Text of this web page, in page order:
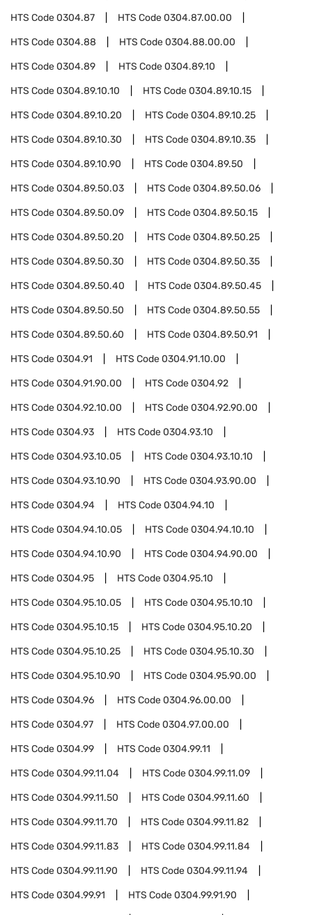
HTS Code0304.87 HTS Code0304.87.00.00
HTS Code0304.88 HTS Code0304.88.00.00
HTS Code0304.89 HTS Code0304.89.10
HTS Code0304.89.10.10 HTS Code0304.89.10.15
HTS Code0304.89.10.20 HTS Code0304.89.10.25
HTS Code0304.89.10.30 HTS Code0304.89.10.35
HTS Code0304.89.10.90 HTS Code0304.89.50
HTS Code0304.89.50.03 HTS Code0304.89.50.06
HTS Code0304.89.50.09 HTS Code0304.89.50.15
HTS Code0304.89.50.20 HTS Code0304.89.50.25
HTS Code0304.89.50.30 HTS Code0304.89.50.35
HTS Code0304.89.50.40 HTS Code0304.89.50.45
HTS Code0304.89.50.50 HTS Code0304.89.50.55
HTS Code0304.89.50.60 HTS Code0304.89.50.91
HTS Code0304.91 HTS Code0304.91.10.00
HTS Code0304.91.90.00 HTS Code0304.92
HTS Code0304.92.10.00 HTS Code0304.92.90.00
HTS Code0304.93 HTS Code0304.93.10
HTS Code0304.93.10.05 HTS Code0304.93.10.10
HTS Code0304.93.10.90 HTS Code0304.93.90.00
HTS Code0304.94 HTS Code0304.94.10
HTS Code0304.94.10.05 HTS Code0304.94.10.10
HTS Code0304.94.10.90 HTS Code0304.94.90.00
HTS Code0304.95 HTS Code0304.95.10
HTS Code0304.95.10.05 HTS Code0304.95.10.10
HTS Code0304.95.10.15 HTS Code0304.95.10.20
HTS Code0304.95.10.25 HTS Code0304.95.10.30
HTS Code0304.95.10.90 HTS Code0304.95.90.00
HTS Code0304.96 HTS Code0304.96.00.00
HTS Code0304.97 HTS Code0304.97.00.00
HTS Code0304.99 HTS Code0304.99.11
HTS Code0304.99.11.04 HTS Code0304.99.11.09
HTS Code0304.99.11.50 HTS Code0304.99.11.60
HTS Code0304.99.11.70 HTS Code0304.99.11.82
HTS Code0304.99.11.83 HTS Code0304.99.11.84
HTS Code0304.99.11.90 HTS Code0304.99.11.94
HTS Code0304.99.91 HTS Code0304.99.91.90